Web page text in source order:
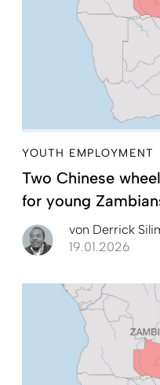
YOUTH EMPLOYMENT
Two Chinese
for young
von Derrick
19.01.2026